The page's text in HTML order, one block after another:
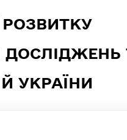
РОЗВИТКУ
УКРАЇНИ